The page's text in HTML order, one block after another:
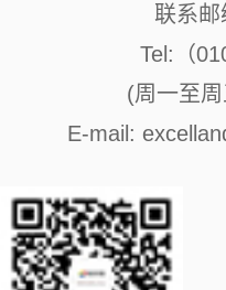
联系
Tel:（
(周一至
E-mail: